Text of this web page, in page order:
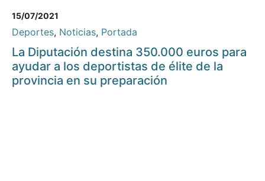
15/07/2021
Deportes, Noticias, Portada
La Diputación destina 350.000 euros para
ayudar a los deportistas de élite de la
provincia en su preparación